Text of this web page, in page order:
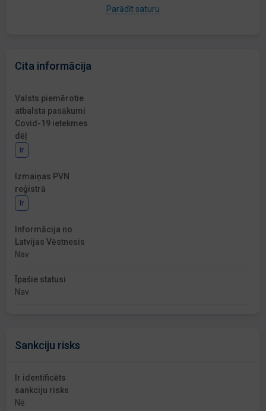
Parādīt saturu
Cita informācija
Valsts piemērotie
atbalsta pasākumi
Covid-19 ietekmes
dēļ
Ir
Izmaiņas PVN
reģistrā
Ir
Informācija no
Latvijas Vēstnesis
Nav
Īpašie statusi
Nav
Sankciju risks
Ir identificēts
sankciju risks
Nē